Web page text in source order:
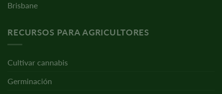
Brisbane
RECURSOS PARA AGRICULTORES
Cultivar cannabis
Germinación